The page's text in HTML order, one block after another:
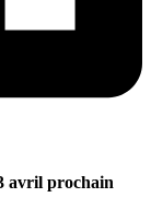
avril prochain